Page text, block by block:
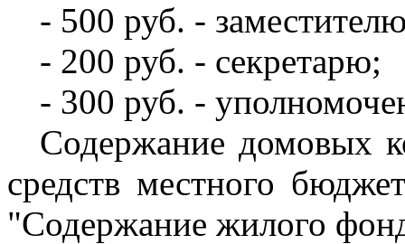
- 500 руб. -
- 200 руб. - секретарю;
- 300 руб. -
Содержание домовых
средств местного
"Содержание жилого